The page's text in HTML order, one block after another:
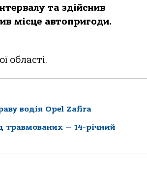
та здійснив
місце автопригоди.
області.
водія Opel Zafira
травмованих — 14-річний